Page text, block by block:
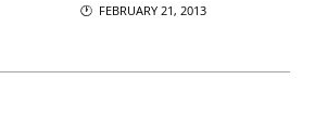
🕐 FEBRUARY 21, 2013